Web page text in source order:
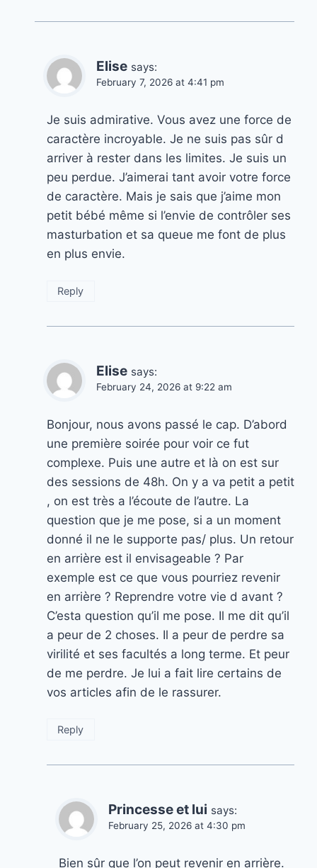
Elise says:
February 7, 2026 at 4:41 pm
Je suis admirative. Vous avez une force de
caractère incroyable. Je ne suis pas sûr d
arriver à rester dans les limites. Je suis un
peu perdue. J’aimerai tant avoir votre force
de caractère. Mais je sais que j’aime mon
petit bébé même si l’envie de contrôler ses
masturbation et sa queue me font de plus
en plus envie.
Reply
Elise says:
February 24, 2026 at 9:22 am
Bonjour, nous avons passé le cap. D’abord
une première soirée pour voir ce fut
complexe. Puis une autre et là on est sur
des sessions de 48h. On y a va petit a petit
, on est très a l’écoute de l’autre. La
question que je me pose, si a un moment
donné il ne le supporte pas/ plus. Un retour
en arrière est il envisageable ? Par
exemple est ce que vous pourriez revenir
en arrière ? Reprendre votre vie d avant ?
C’esta question qu’il me pose. Il me dit qu’il
a peur de 2 choses. Il a peur de perdre sa
virilité et ses facultés a long terme. Et peur
de me perdre. Je lui a fait lire certains de
vos articles afin de le rassurer.
Reply
Princesse et lui says:
February 25, 2026 at 4:30 pm
Bien sûr que l’on peut revenir en arrière.